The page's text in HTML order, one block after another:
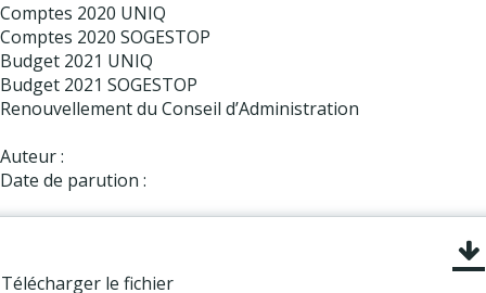
Comptes 2020 UNIQ
Comptes 2020 SOGESTOP
Budget 2021 UNIQ
Budget 2021 SOGESTOP
Renouvellement du Conseil d’Administration
Auteur :
Date de parution :
Télécharger le fichier